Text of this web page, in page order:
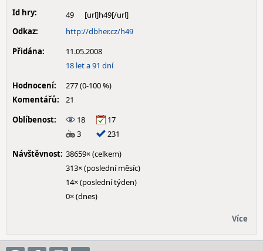
Id hry:
49
Odkaz:
http://dbher.cz/h49
Přidána:
11.05.2008
18 let a 91 dní
Hodnocení:
277 (0-100 %)
Komentářů:
21
Oblíbenost:
18
17
3
231
Návštěvnost: 38659× (celkem)
313× (poslední měsíc)
14× (poslední týden)
0× (dnes)
Více